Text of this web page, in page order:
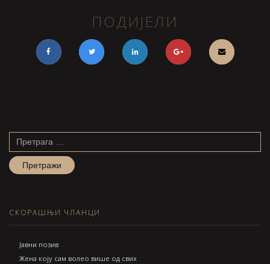
ПОДИЈЕЛИ
Претрага
СКОРАШЊИ ЧЛАНЦИ
Jавни позив
Жена коју сам волео више од свих